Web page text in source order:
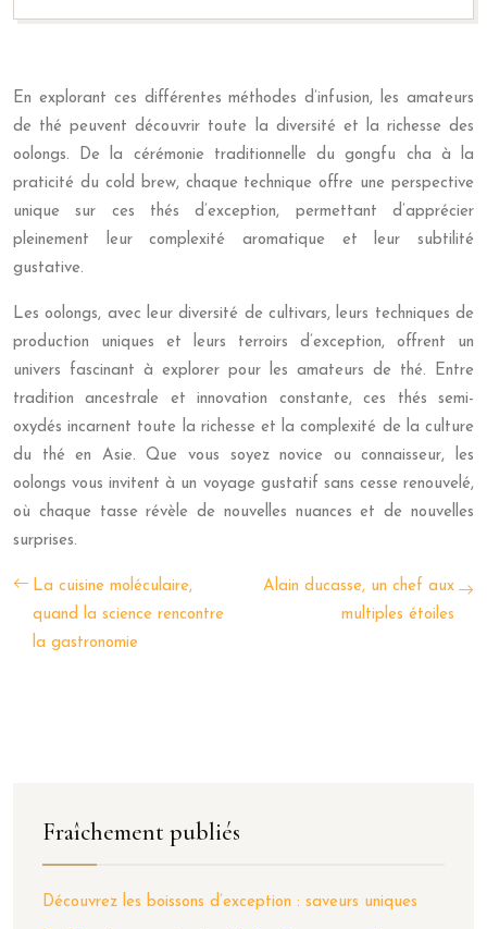
En explorant ces différentes méthodes d’infusion, les amateurs
de thé peuvent découvrir toute la diversité et la richesse des
oolongs. De la cérémonie traditionnelle du gongfu cha à la
praticité du cold brew, chaque technique offre une perspective
unique sur ces thés d’exception, permettant d’apprécier
pleinement leur complexité aromatique et leur subtilité
gustative.
Les oolongs, avec leur diversité de cultivars, leurs techniques de
production uniques et leurs terroirs d’exception, offrent un
univers fascinant à explorer pour les amateurs de thé. Entre
tradition ancestrale et innovation constante, ces thés semi-
oxydés incarnent toute la richesse et la complexité de la culture
du thé en Asie. Que vous soyez novice ou connaisseur, les
oolongs vous invitent à un voyage gustatif sans cesse renouvelé,
où chaque tasse révèle de nouvelles nuances et de nouvelles
surprises.
La cuisine moléculaire,
quand la science rencontre
la gastronomie
Alain ducasse, un chef aux
multiples étoiles
Fraîchement publiés
Découvrez les boissons d’exception : saveurs uniques